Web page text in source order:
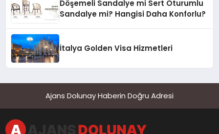
Döşemeli Sandalye mi Sert Oturumlu
Sandalye mi? Hangisi Daha Konforlu?
İtalya Golden Visa Hizmetleri
Ajans Dolunay Haberin Doğru Adresi